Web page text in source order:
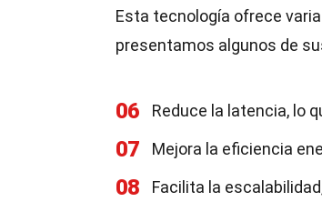
Esta tecnología ofrece
presentamos algunos de
06 Reduce la latencia, lo
07 Mejora la eficiencia
08 Facilita la